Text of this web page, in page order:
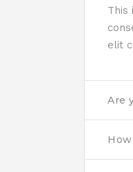
This
elit
Are